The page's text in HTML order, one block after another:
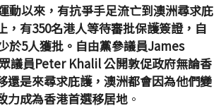
動以來，有抗爭手足流亡到澳洲尋求庇
，有350名港人等待審批保護簽證，自
於5人獲批。自由黨參議員James
議員Peter Khalil 公開敦促政府無論香
還是來尋求庇護，澳洲都會因為他們變
力成為香港首選移居地 。